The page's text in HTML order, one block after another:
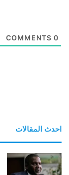
0
احدث المقالات